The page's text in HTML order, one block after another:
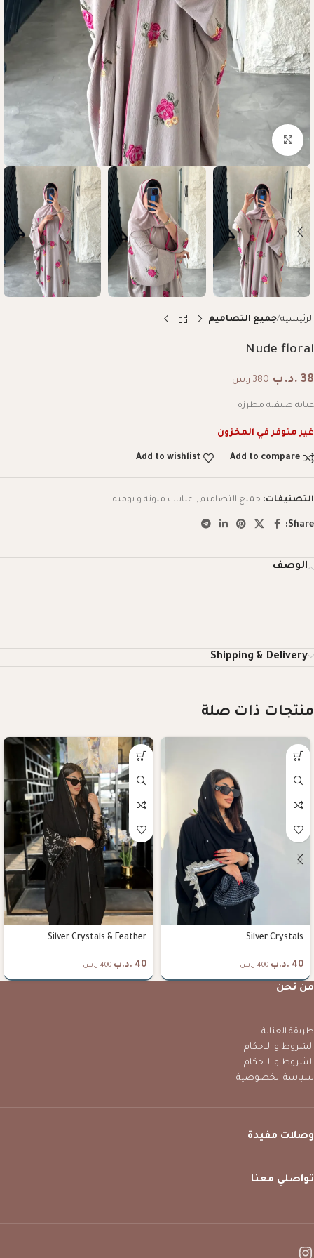
Click to enlarge
الرئيسية جميع التصاميم
Nude floral
38 .د.ب 380 ر.س
عبايه صيفيه مطرزه
غير متوفر في المخزون
Add to compare
Add to wishlist
التصنيفات: جميع التصاميم , عبايات ملونه و يوميه
Share:
الوصف
Shipping & Delivery
منتجات ذات صلة
Silver Crystals
40 .د.ب 400 ر.س
Silver Crystals & Feather
40 .د.ب 400 ر.س
من نحن
طريقة العناية
الشروط و الاحكام
الشروط و الاحكام
سياسة الخصوصية
وصلات مفيدة
تواصلي معنا